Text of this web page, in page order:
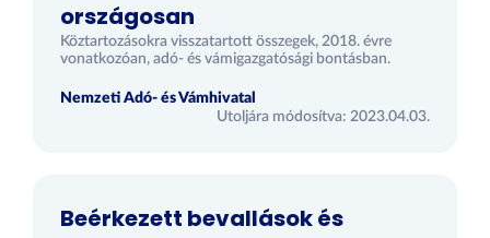
országosan
Köztartozásokra visszatartott összegek, 2018. évre
vonatkozóan, adó- és vámigazgatósági bontásban.
Nemzeti Adó- és Vámhivatal
Utoljára módosítva: 2023.04.03.
Beérkezett bevallások és